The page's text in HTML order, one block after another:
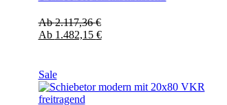
Ab2.117,36€
Ab 1.482,15 €
Sale